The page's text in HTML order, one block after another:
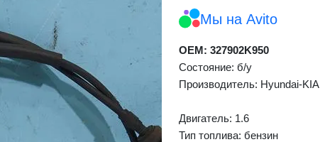
Мы на Avito
OEM: 327902K950
Состояние: б/у
Производитель: Hyundai-KIA
Двигатель: 1.6
Тип топлива: бензин